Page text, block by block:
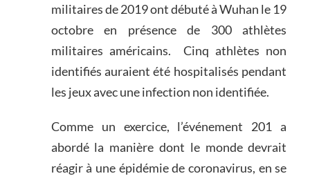
militaires de 2019 ont débuté à Wuhan le 19
octobre en présence de 300 athlètes
militaires américains. Cinq athlètes non
identifiés auraient été hospitalisés pendant
les jeux avec une infection non identifiée.
Comme un exercice, l’événement 201 a
abordé la manière dont le monde devrait
réagir à une épidémie de coronavirus, en se